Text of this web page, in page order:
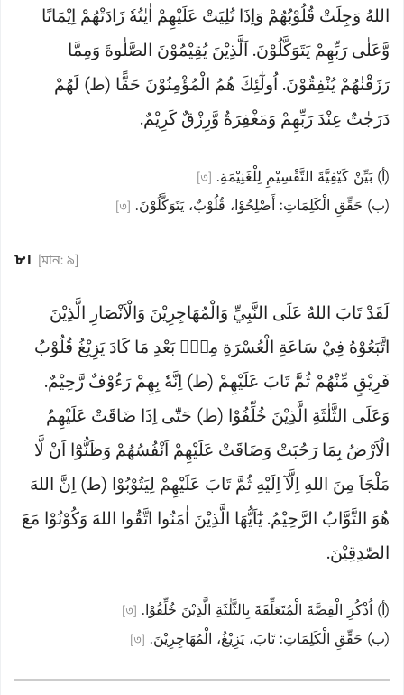
اللهُ وَجِلَتْ قُلُوْبُهُمْ وَاِذَا تُلِيَتْ عَلَيْهِمْ اٰيٰتُهٗ زَادَتْهُمْ اِيْمَانًا
وَّعَلٰى رَبِّهِمْ يَتَوَكَّلُوْنَ. اَلَّذِيْنَ يُقِيْمُوْنَ الصَّلٰوةَ وَمِمَّا
رَزَقْنٰهُمْ يُنْفِقُوْنَ. اُولٰٓئِكَ هُمُ الْمُؤْمِنُوْنَ حَقًّا (ط) لَهُمْ
دَرَجٰتٌ عِنْدَ رَبِّهِمْ وَمَغْفِرَةٌ وَّرِزْقٌ كَرِيْمٌ.
(أ) بَيِّنْ كَيْفِيَّةَ التَّقْسِيْمِ لِلْغَنِيْمَةِ. [৩]
(ب) حَقِّقِ الْكَلِمَاتِ: أَصْلِحُوْا، قُلُوْبٌ، يَتَوَكَّلُوْنَ. [৩]
৮। [মান: ৯]
لَقَدْ تَابَ اللهُ عَلَى النَّبِيِّ وَالْمُهَاجِرِيْنَ وَالْاَنْصَارِ الَّذِيْنَ
اتَّبَعُوْهُ فِيْ سَاعَةِ الْعُسْرَةِ مِنْۢ بَعْدِ مَا كَادَ يَزِيْغُ قُلُوْبُ
فَرِيْقٍ مِّنْهُمْ ثُمَّ تَابَ عَلَيْهِمْ (ط) اِنَّهٗ بِهِمْ رَءُوْفٌ رَّحِيْمٌ.
وَعَلَى الثَّلٰثَةِ الَّذِيْنَ خُلِّفُوْا (ط) حَتّٰٓى اِذَا ضَاقَتْ عَلَيْهِمُ
الْاَرْضُ بِمَا رَحُبَتْ وَضَاقَتْ عَلَيْهِمْ اَنْفُسُهُمْ وَظَنُّوْٓا اَنْ لَّا
مَلْجَاَ مِنَ اللهِ اِلَّآ اِلَيْهِ ثُمَّ تَابَ عَلَيْهِمْ لِيَتُوْبُوْا (ط) اِنَّ اللهَ
هُوَ التَّوَّابُ الرَّحِيْمُ. يٰٓاَيُّهَا الَّذِيْنَ اٰمَنُوا اتَّقُوا اللهَ وَكُوْنُوْا مَعَ
الصّٰدِقِيْنَ.
(أ) اُذْكُرِ الْقِصَّةَ الْمُتَعَلِّقَةَ بِالثَّلٰثَةِ الَّذِيْنَ خُلِّفُوْا. [৩]
(ب) حَقِّقِ الْكَلِمَاتِ: تَابَ، يَزِيْغُ، الْمُهَاجِرِيْنَ. [৩]